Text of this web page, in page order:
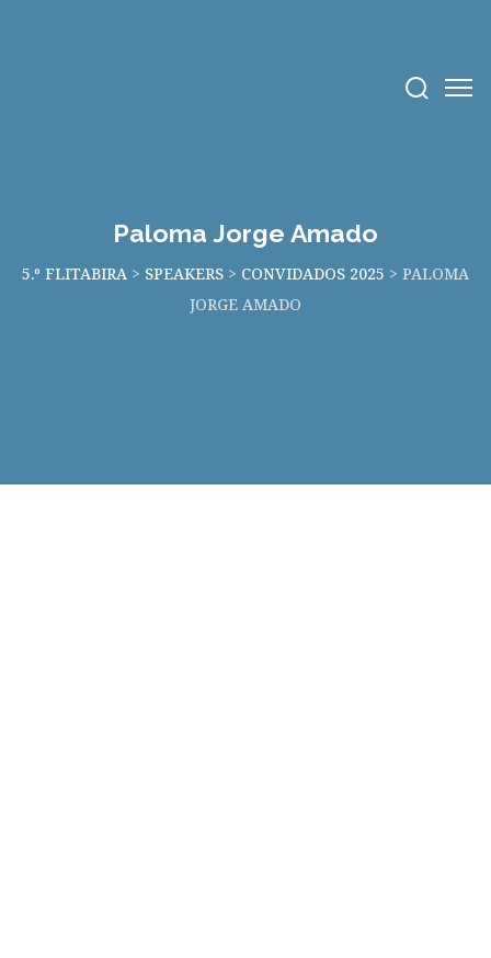
Paloma Jorge Amado
5.º FLITABIRA > SPEAKERS > CONVIDADOS 2025 > PALOMA
JORGE AMADO